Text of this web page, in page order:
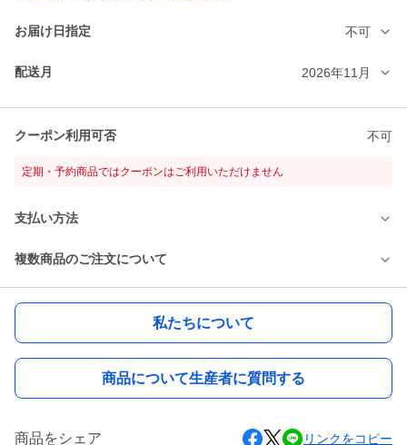
お届け日指定 不可
配送月 2026年11月
クーポン利用可否 不可
定期・予約商品ではクーポンはご利用いただけません
支払い方法
複数商品のご注文について
私たちについて
商品について生産者に質問する
商品をシェア リンクをコピー